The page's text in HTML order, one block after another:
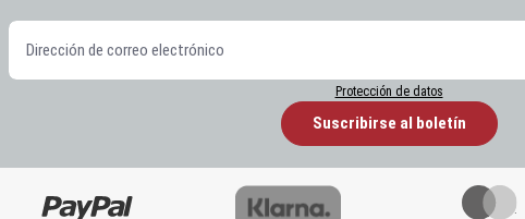
Protección de datos
Suscribirse al boletín